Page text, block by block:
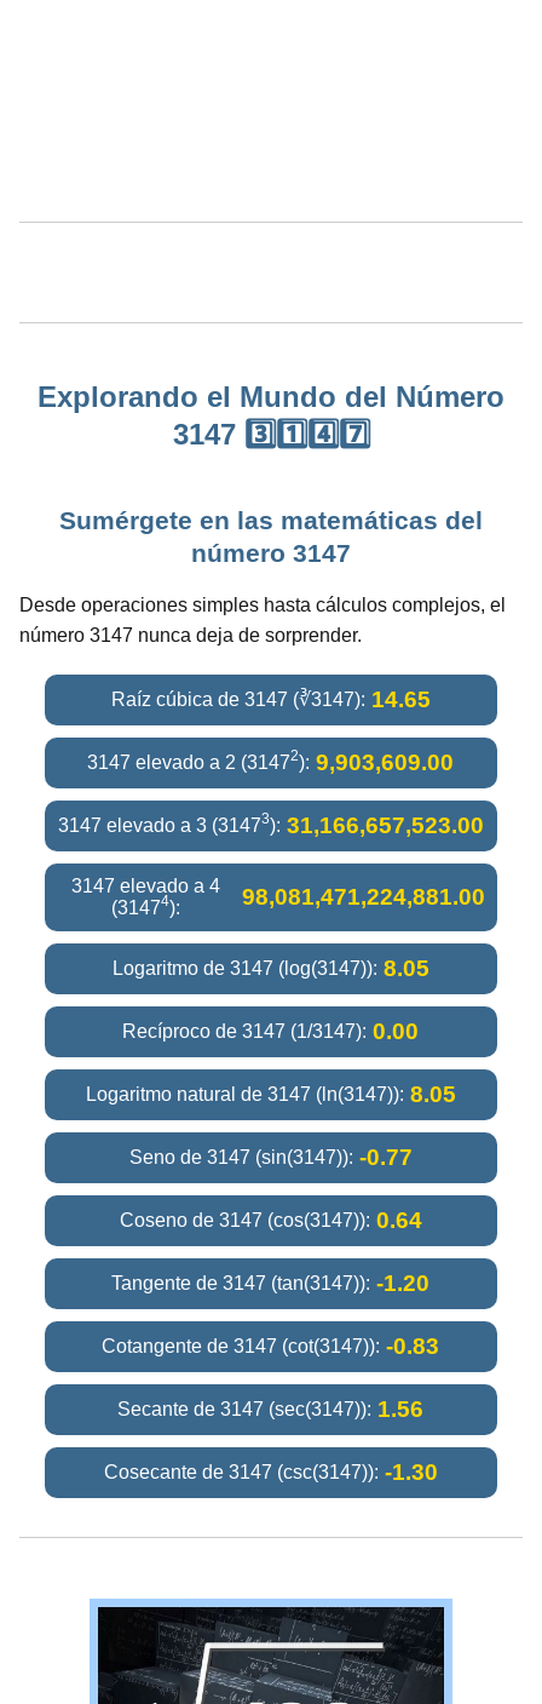
Explorando el Mundo del Número
3147 3️⃣1️⃣4️⃣7️⃣
Sumérgete en las matemáticas del
número 3147
Desde operaciones simples hasta cálculos complejos, el
número 3147 nunca deja de sorprender.
Raíz cúbica de 3147 (∛3147): 14.65
3147 elevado a 2 (31472): 9,903,609.00
3147 elevado a 3 (31473): 31,166,657,523.00
3147 elevado a 4
(31474): 98,081,471,224,881.00
Logaritmo de 3147 (log(3147)): 8.05
Recíproco de 3147 (1/3147): 0.00
Logaritmo natural de 3147 (ln(3147)): 8.05
Seno de 3147 (sin(3147)): -0.77
Coseno de 3147 (cos(3147)): 0.64
Tangente de 3147 (tan(3147)): -1.20
Cotangente de 3147 (cot(3147)): -0.83
Secante de 3147 (sec(3147)): 1.56
Cosecante de 3147 (csc(3147)): -1.30